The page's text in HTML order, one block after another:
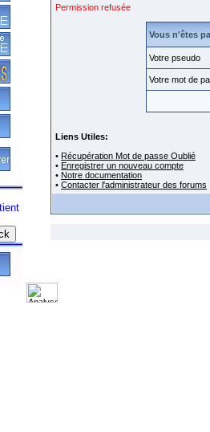
Permission refusée
Vous n'êtes
Votre pseudo
Votre mot de
Liens Utiles:
• Récupération Mot de passe Oublié
• Enregistrer un nouveau compte
• Notre documentation
• Contacter l'administrateur des forums